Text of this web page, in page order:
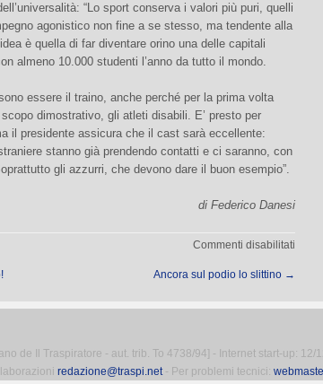
“Lo sport conserva i valori più puri, quelli
agonistico non fine a se stesso, ma tendente alla
è quella di far diventare orino una delle capitali
almeno 10.000 studenti l’anno da tutto il mondo.
essere il traino, anche perché per la prima volta
dimostrativo, gli atleti disabili. E’ presto per
il presidente assicura che il cast sarà eccellente:
stanno già prendendo contatti e ci saranno, con
gli azzurri, che devono dare il buon esempio”.
di Federico Danesi
Commenti disabilitati
Ancora sul podio lo slittino →
de Il Traspiratore - aut. trib. To 4738/94] - Internet start-up:
redazione@traspi.net- Per problemi tecnici: